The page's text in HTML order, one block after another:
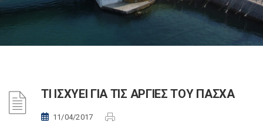
ΤΙ ΙΣΧΥΕΙ ΓΙΑ ΤΙΣ ΑΡΓΙΕΣ ΤΟΥ ΠΑΣΧΑ
11/04/2017